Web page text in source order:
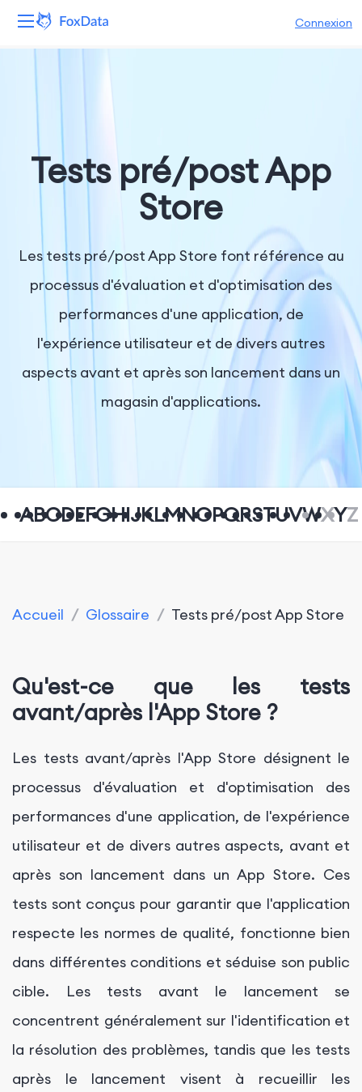
Connexion
Ressources
Tarifs
Entreprise
Tests pré/post App
Store
Les tests pré/post App Store font référence au
processus d'évaluation et d'optimisation des
performances d'une application, de
l'expérience utilisateur et de divers autres
aspects avant et après son lancement dans un
magasin d'applications.
ABCDEFGHIJKLMNOPQRSTUVWXYZ
Accueil / Glossaire / Tests pré/post App Store
Qu'est-ce que les tests
avant/après l'App Store ?
Les tests avant/après l'App Store désignent le
processus d'évaluation et d'optimisation des
performances d'une application, de l'expérience
utilisateur et de divers autres aspects, avant et
après son lancement dans un App Store. Ces
tests sont conçus pour garantir que l'application
respecte les normes de qualité, fonctionne bien
dans différentes conditions et séduise son public
cible. Les tests avant le lancement se
concentrent généralement sur l'identification et
la résolution des problèmes, tandis que les tests
après le lancement visent à recueillir les